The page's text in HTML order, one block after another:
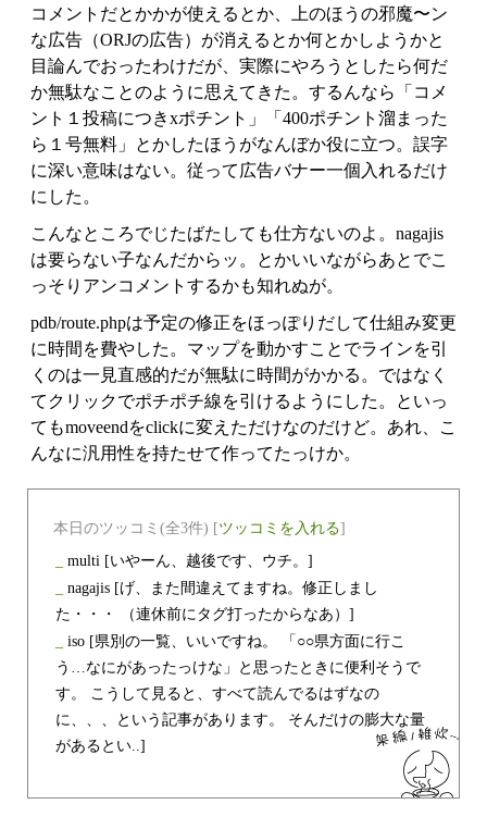
コメントだとかかが使えるとか、上のほうの邪魔〜ン
な広告（ORJの広告）が消えるとか何とかしようかと
目論んでおったわけだが、実際にやろうとしたら何だ
か無駄なことのように思えてきた。するんなら「コメ
ント１投稿につきxポチント」「400ポチント溜まった
ら１号無料」とかしたほうがなんぼか役に立つ。誤字
に深い意味はない。従って広告バナー一個入れるだけ
にした。
こんなところでじたばたしても仕方ないのよ。nagajis
は要らない子なんだからッ。とかいいながらあとでこ
っそりアンコメントするかも知れぬが。
pdb/route.phpは予定の修正をほっぽりだして仕組み変更
に時間を費やした。マップを動かすことでラインを引
くのは一見直感的だが無駄に時間がかかる。ではなく
てクリックでポチポチ線を引けるようにした。といっ
てもmoveendをclickに変えただけなのだけど。あれ、こ
んなに汎用性を持たせて作ってたっけか。
本日のツッコミ(全3件) [ツッコミを入れる]
multi [いやーん、越後です、ウチ。]
nagajis [げ、また間違えてますね。修正しまし
た・・・ （連休前にタグ打ったからなあ）]
iso [県別の一覧、いいですね。 「○○県方面に行こ
う…なにがあったっけな」と思ったときに便利そうで
す。 こうして見ると、すべて読んでるはずなの
に、、、という記事があります。 そんだけの膨大な量
があるとい..]